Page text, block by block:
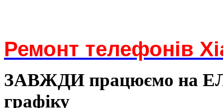
Ремонт телефонів
ЗАВЖДИ працюємо на
графіку